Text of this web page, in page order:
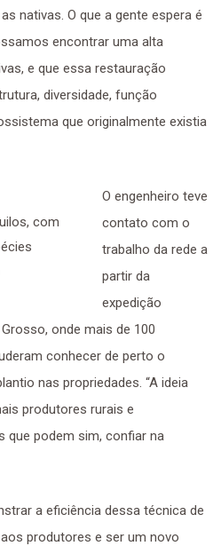
nativas. O que a gente espera é
encontrar uma alta
e que essa restauração
diversidade, função
que originalmente existia
com
O engenheiro teve
contato com o
trabalho da rede a
partir da
expedição
onde mais de 100
conhecer de perto o
nas propriedades. “A ideia
produtores rurais e
que podem sim, confiar na
a eficiência dessa técnica de
produtores e ser um novo